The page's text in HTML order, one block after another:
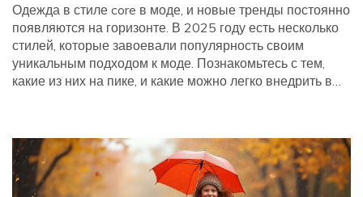
Одежда в стиле core в моде, и новые тренды постоянно
появляются на горизонте. В 2025 году есть несколько
стилей, которые завоевали популярность своим
уникальным подходом к моде. Познакомьтесь с тем,
какие из них на пике, и какие можно легко внедрить в
как оставаться в тренде, не забывая о комфорте и
индивидуальности.